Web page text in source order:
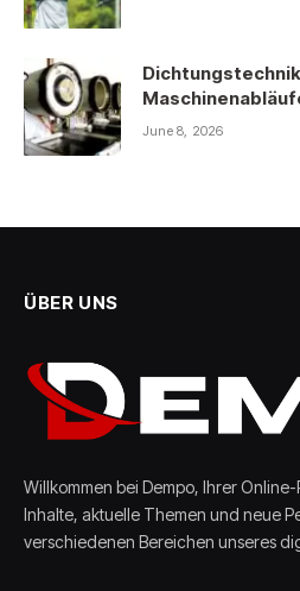
June 8, 2026
ÜBER UNS
Willkommen bei Dempo, Ihrer
Inhalte, aktuelle Themen und neue
verschiedenen Bereichen unseres